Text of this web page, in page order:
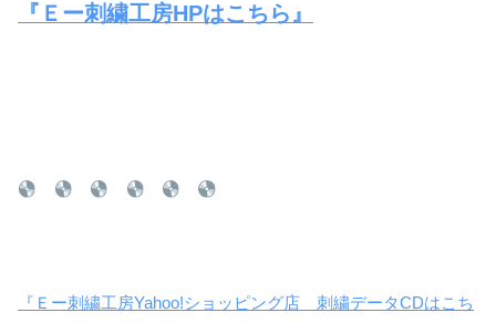
『Ｅー刺繍工房HPはこちら』
『Ｅー刺繍工房Yahoo!ショッピング店 刺繍データCDはこち